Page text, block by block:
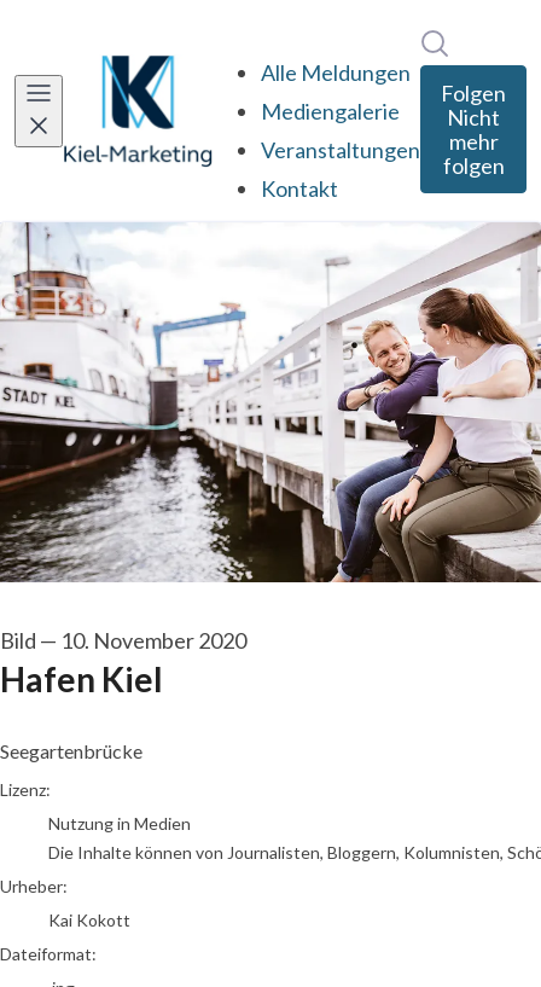
Alle Meldungen
Mediengalerie
Veranstaltungen
Kontakt
Folgen
Nicht
mehr
folgen
Bild — 10. November 2020
Hafen Kiel
Seegartenbrücke
Kai Kokott
Lizenz:
Nutzung in Medien
Die Inhalte können von Journalisten, Bloggern, Kolumnisten,
Urheber:
Kai Kokott
Dateiformat: